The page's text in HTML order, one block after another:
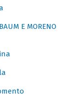
E MORENO